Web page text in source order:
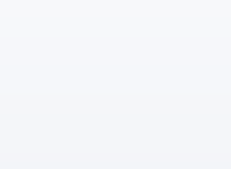
de la salle
:
un